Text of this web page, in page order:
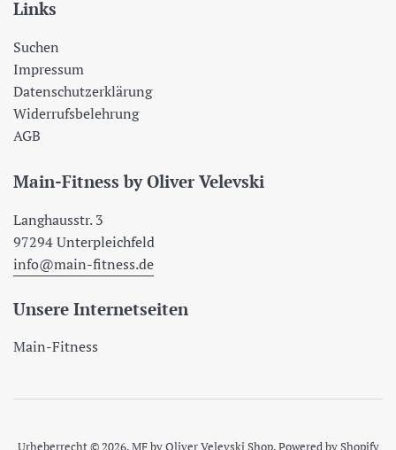
Links
Suchen
Impressum
Datenschutzerklärung
Widerrufsbelehrung
AGB
Main-Fitness by Oliver Velevski
Langhausstr. 3
97294 Unterpleichfeld
info@main-fitness.de
Unsere Internetseiten
Main-Fitness